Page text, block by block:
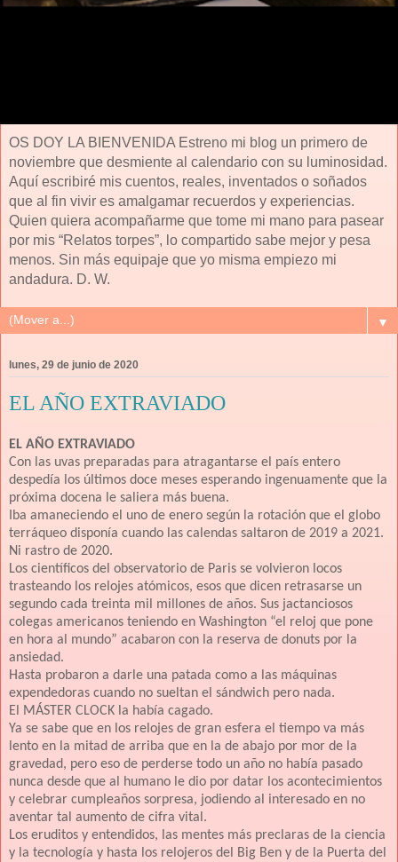
OS DOY LA BIENVENIDA Estreno mi blog un primero de
noviembre que desmiente al calendario con su luminosidad.
Aquí escribiré mis cuentos, reales, inventados o soñados
que al fin vivir es amalgamar recuerdos y experiencias.
Quien quiera acompañarme que tome mi mano para pasear
por mis “Relatos torpes”, lo compartido sabe mejor y pesa
menos. Sin más equipaje que yo misma empiezo mi
andadura. D. W.
▼
lunes, 29 de junio de 2020
EL AÑO EXTRAVIADO
EL AÑO EXTRAVIADO
Con las uvas preparadas para atragantarse el país entero
despedía los últimos doce meses esperando ingenuamente que la
próxima docena le saliera más buena.
Iba amaneciendo el uno de enero según la rotación que el globo
terráqueo disponía cuando las calendas saltaron de 2019 a 2021.
Ni rastro de 2020.
Los científicos del observatorio de Paris se volvieron locos
trasteando los relojes atómicos, esos que dicen retrasarse un
segundo cada treinta mil millones de años. Sus jactanciosos
colegas americanos teniendo en Washington “el reloj que pone
en hora al mundo” acabaron con la reserva de donuts por la
ansiedad.
Hasta probaron a darle una patada como a las máquinas
expendedoras cuando no sueltan el sándwich pero nada.
El MÁSTER CLOCK la había cagado.
Ya se sabe que en los relojes de gran esfera el tiempo va más
lento en la mitad de arriba que en la de abajo por mor de la
gravedad, pero eso de perderse todo un año no había pasado
nunca desde que al humano le dio por datar los acontecimientos
y celebrar cumpleaños sorpresa, jodiendo al interesado en no
aventar tal aumento de cifra vital.
Los eruditos y entendidos, las mentes más preclaras de la ciencia
y la tecnología y hasta los relojeros del Big Ben y de la Puerta del